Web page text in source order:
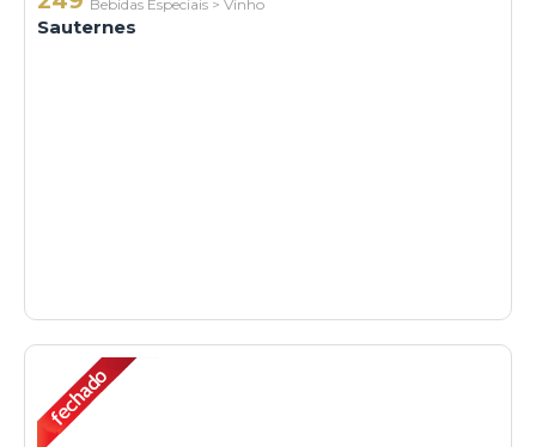
Bebidas Especiais > Vinho
Sauternes